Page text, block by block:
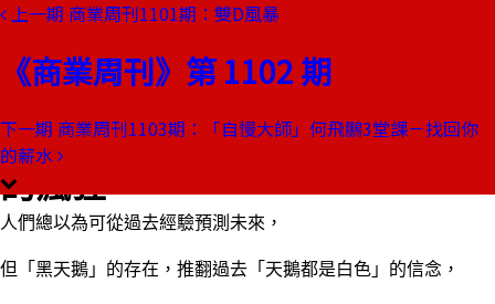
上一期 商業周刊1101期：雙D風暴
《商業周刊》第 1102 期
下一期 商業周刊1103期：「自慢大師」何飛鵬3堂課－找回你
的薪水
本期目錄
如何面對2009？世界比你想像
的瘋狂
人們總以為可從過去經驗預測未來，
但「黑天鵝」的存在，推翻過去「天鵝都是白色」的信念，